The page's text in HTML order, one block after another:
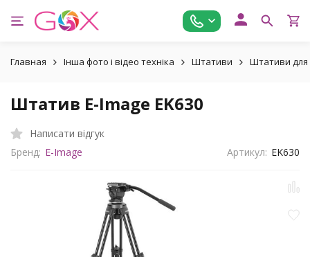
Главная Інша фото і відео техніка Штативи Штативи для
Штатив E-Image EK630
Написати відгук
Бренд: E-Image Артикул: EK630